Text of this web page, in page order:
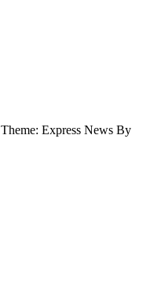
Theme: Express News By